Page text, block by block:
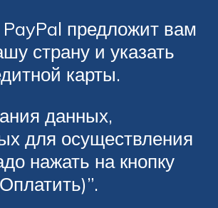
PayPal предложит вам
страну и указать
карты.
данных,
для осуществления
нажать на кнопку